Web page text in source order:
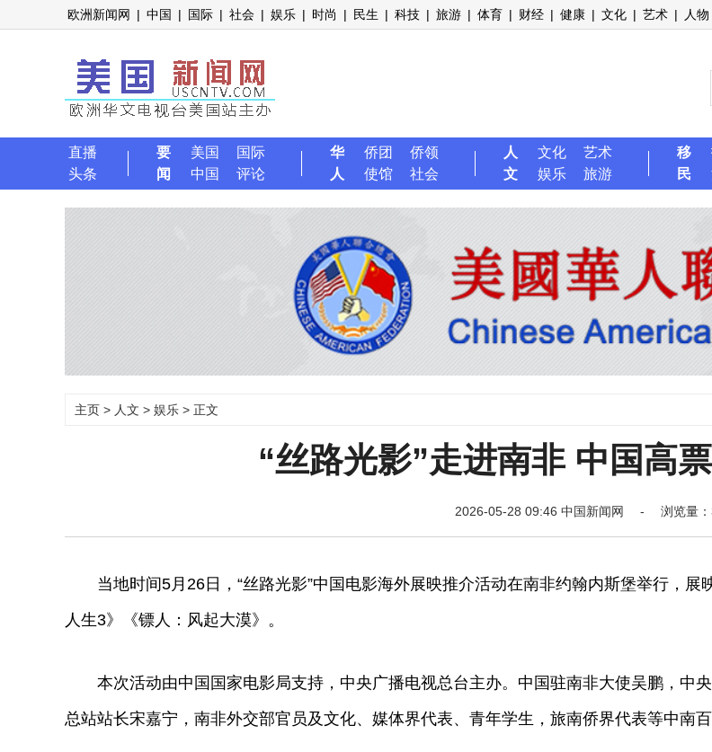
欧洲新闻网 | 中国 | 国际 | 社会 | 娱乐 | 时尚 | 民生 | 科技 | 旅游 | 体育 | 财经 | 健康 | 文化 | 艺术 | 人物
直播
头条
要
闻
美国
国际
中国
评论
华
人
侨团
侨领
使馆
社会
人
文
文化
艺术
娱乐
旅游
移
民
主页 > 人文 > 娱乐 > 正文
“丝路光影”走进南非 中国高
2026-05-28 09:46 中国新闻网 - 浏览量：
当地时间5月26日，“丝路光影”中国电影海外展映推介活动在南非约翰内斯堡举行，展
人生3》《镖人：风起大漠》。
本次活动由中国国家电影局支持，中央广播电视总台主办。中国驻南非大使吴鹏，中央
总站站长宋嘉宁，南非外交部官员及文化、媒体界代表、青年学生，旅南侨界代表等中南百